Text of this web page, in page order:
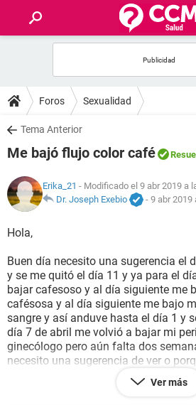
FOROS
SALUD
FAMILIA
NUTRICIÓN
BIENESTAR
SEXUALIDAD
GLOSARIO
Foros Sexualidad
Tema Anterior
Me bajó flujo color café
Erika_21 - Modificado el 9 abr 2019 a
Dr. Joseph Exebio
- 9 abr 2019
Hola,
Buen día necesito una sugerencia el
y se me quitó el día 11 y ya para el
bajar cafesoso y al día siguiente me
cafésosa y al día siguiente me bajo
sangre y así anduve hasta el día 1 y
día 7 de abril me volvió a bajar mi
ginecólogo pero aún falta dos
necesito una sugerencia de ver o
le ah pasado algo similar que les
Ver más